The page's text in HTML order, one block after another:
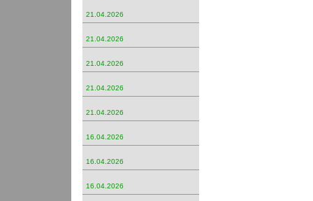
21.04.2026
21.04.2026
21.04.2026
21.04.2026
21.04.2026
16.04.2026
16.04.2026
16.04.2026